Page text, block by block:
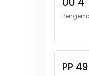
UU 4
PP